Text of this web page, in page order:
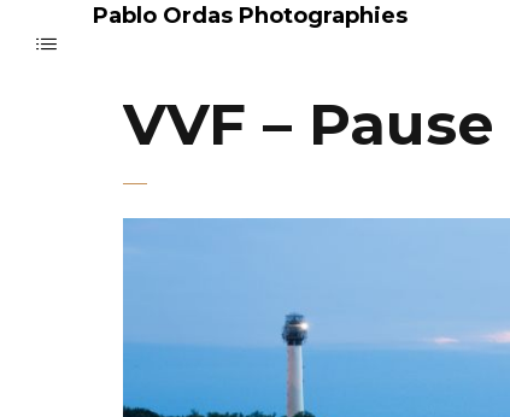
Pablo Ordas Photographies
VVF –